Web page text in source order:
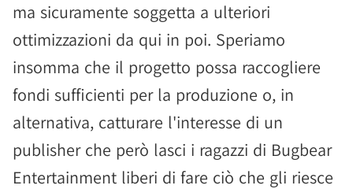
ma sicuramente soggetta a ulteriori
ottimizzazioni da qui in poi. Speriamo
insomma che il progetto possa raccogliere
fondi sufficienti per la produzione o, in
alternativa, catturare l'interesse di un
publisher che però lasci i ragazzi di Bugbear
Entertainment liberi di fare ciò che gli riesce